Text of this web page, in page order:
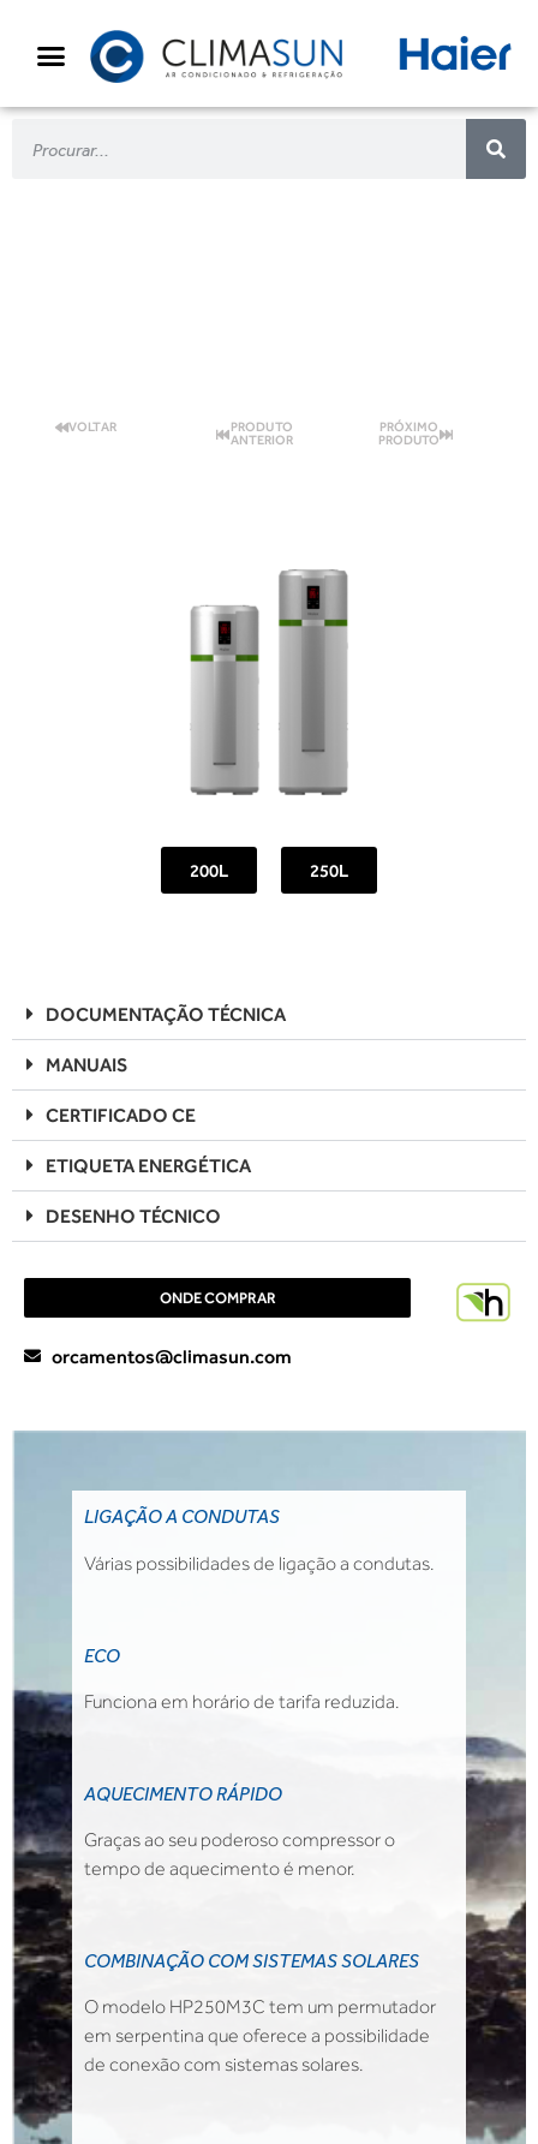
VOLTAR
PRODUTO
ANTERIOR
PRÓXIMO
PRODUTO
200L 250L
DOCUMENTAÇÃO TÉCNICA
MANUAIS
CERTIFICADO CE
ETIQUETA ENERGÉTICA
DESENHO TÉCNICO
ONDE COMPRAR
orcamentos@climasun.com
LIGAÇÃO A CONDUTAS
Várias possibilidades de ligação a condutas.
ECO
Funciona em horário de tarifa reduzida.
AQUECIMENTO RÁPIDO
Graças ao seu poderoso compressor o
tempo de aquecimento é menor.
COMBINAÇÃO COM SISTEMAS SOLARES
O modelo HP250M3C tem um permutador
em serpentina que oferece a possibilidade
de conexão com sistemas solares.